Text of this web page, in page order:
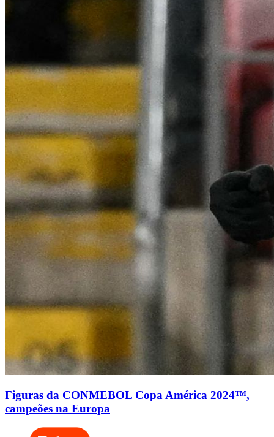
Figuras da CONMEBOL Copa América 2024™,
campeões na Europa